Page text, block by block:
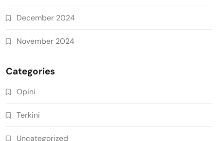
December 2024
November 2024
Categories
Opini
Terkini
Uncategorized